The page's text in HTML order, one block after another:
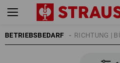
BETRIEBSBEDARF
WERKSTATTEINRICHTUNG |